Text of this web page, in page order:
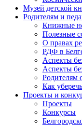
Музей детской
Родителям и
Книжные
Полезные
О правах
РДФ в
Аспекты
Аспекты
Родителям
Как
Проекты и
Проекты
Конкурсы